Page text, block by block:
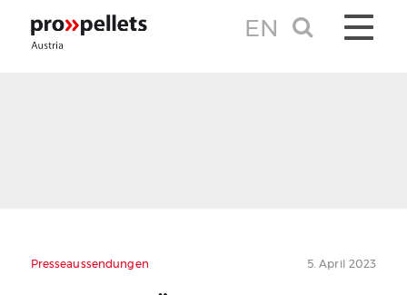
TOGGLE
EN
5. April 2023
Presseaussendungen